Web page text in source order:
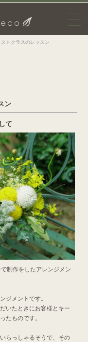
eco
トクラスのレッスン
ン
て
制作をしたアレンジメン
ジメントです。
いたときにお客様とキー
たものです。
らっしゃるそうで、その